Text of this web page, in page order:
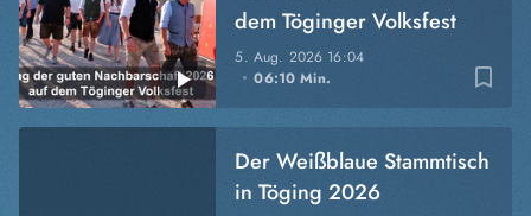
bookmark_border
5. Aug. 2026 16:04
06:10 Min.
dem Töginger Volksfest
Der Weißblaue Stammtisch
in Töging 2026